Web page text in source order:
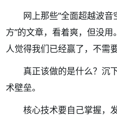
网上那些“全面超越波音
方”的文章，看着爽，但没
人觉得我们已经赢了，不需
真正该做的是什么？沉
术壁垒。
核心技术要自己掌握，